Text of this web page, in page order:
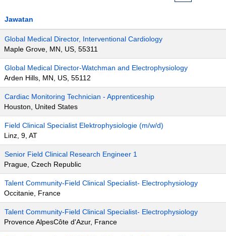
Jawatan
Global Medical Director, Interventional Cardiology
Maple Grove, MN, US, 55311
Global Medical Director-Watchman and Electrophysiology
Arden Hills, MN, US, 55112
Cardiac Monitoring Technician - Apprenticeship
Houston, United States
Field Clinical Specialist Elektrophysiologie (m/w/d)
Linz, 9, AT
Senior Field Clinical Research Engineer 1
Prague, Czech Republic
Talent Community-Field Clinical Specialist- Electrophysiology
Occitanie, France
Talent Community-Field Clinical Specialist- Electrophysiology
Provence AlpesCôte d'Azur, France